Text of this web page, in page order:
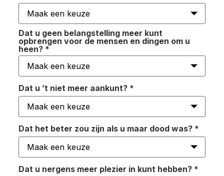
Dat u geen belangstelling meer kunt
opbrengen voor de mensen en dingen om u
heen? *
Dat u ’t niet meer aankunt? *
Dat het beter zou zijn als u maar dood was? *
Dat u nergens meer plezier in kunt hebben? *